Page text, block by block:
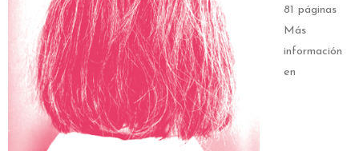
81 páginas
Más
información
en